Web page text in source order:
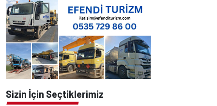
Sizin İçin Seçtiklerimiz